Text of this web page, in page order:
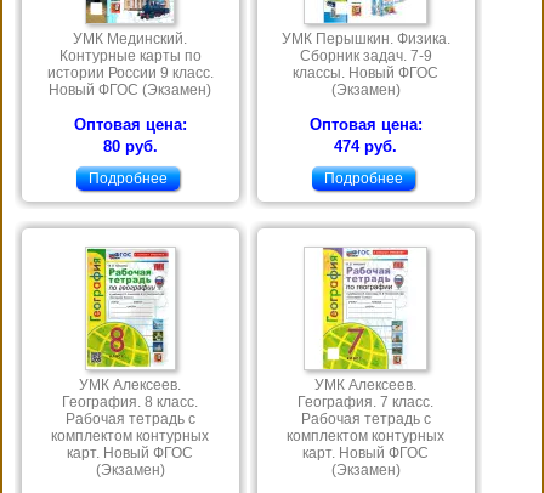
УМК Мединский.
Контурные карты по
истории России 9 класс.
Новый ФГОС (Экзамен)
Оптовая цена:
80 руб.
Подробнее
УМК Перышкин. Физика.
Сборник задач. 7-9
классы. Новый ФГОС
(Экзамен)
Оптовая цена:
474 руб.
Подробнее
УМК Алексеев.
География. 8 класс.
Рабочая тетрадь с
комплектом контурных
карт. Новый ФГОС
(Экзамен)
УМК Алексеев.
География. 7 класс.
Рабочая тетрадь с
комплектом контурных
карт. Новый ФГОС
(Экзамен)